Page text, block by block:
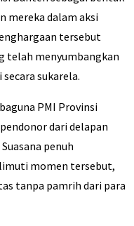
mereka dalam aksi
tersebut
telah menyumbangkan
sukarela.
PMI Provinsi
dari delapan
penuh
momen tersebut,
tanpa pamrih dari para